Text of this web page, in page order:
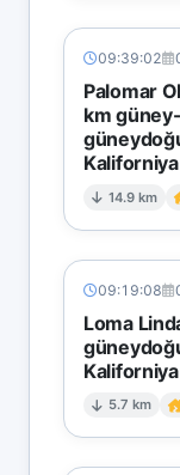
09:39:02
Palomar
km güney-
Kaliforniya
14.9 km
09:19:08
Loma
Kaliforniya
5.7 km